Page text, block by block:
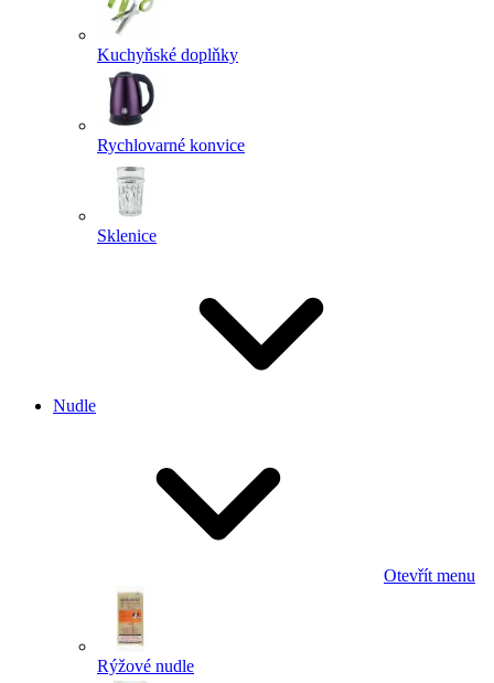
Kuchyňské doplňky
Rychlovarné konvice
Sklenice
Nudle
Otevřít menu
Rýžové nudle